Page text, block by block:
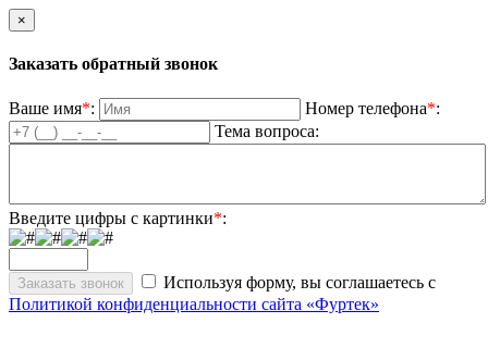
×
Заказать обратный звонок
Ваше имя*: Номер телефона*:
Тема вопроса:
Введите цифры с картинки*:
Используя форму, вы соглашаетесь с
Политикой конфиденциальности сайта «Фуртек»